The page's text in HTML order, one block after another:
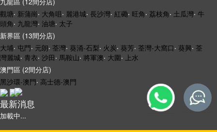
觀塘‧ 新蒲崗‧ 大角咀‧ 麗港城‧ 長沙灣‧ 紅磡‧ 旺角‧ 荔枝角‧ 土瓜灣‧ 牛
頭角‧ 九龍灣‧ 油塘‧ 太子
新界區 (13間分店)
大埔‧ 屯門‧ 元朗‧ 荃灣‧ 葵涌-石梨‧ 火炭‧ 葵芳‧ 荃灣-大窩口‧ 葵興‧ 荃
灣麗城‧ 青衣‧ 沙田‧ 馬鞍山‧ 將軍澳‧ 大圍‧ 上水
澳門區 (2間分店)
黑沙環-澳門‧ 高士德-澳門
最新消息
加載中...